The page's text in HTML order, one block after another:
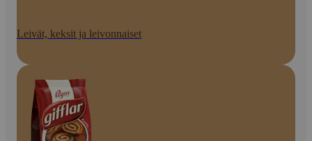
Leivät, keksit ja leivonnaiset